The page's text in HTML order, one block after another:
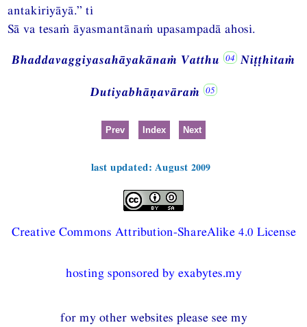
antakiriyāyā.” ti
Sā va tesaṁ āyasmantānaṁ upasampadā ahosi.
Bhaddavaggiyasahāyakānaṁ Vatthu Niṭṭhitaṁ
Dutiyabhāṇavāraṁ
Prev Index Next
last updated: August 2009
Creative Commons Attribution-ShareAlike 4.0 License
hosting sponsored by exabytes.my
for my other websites please see my